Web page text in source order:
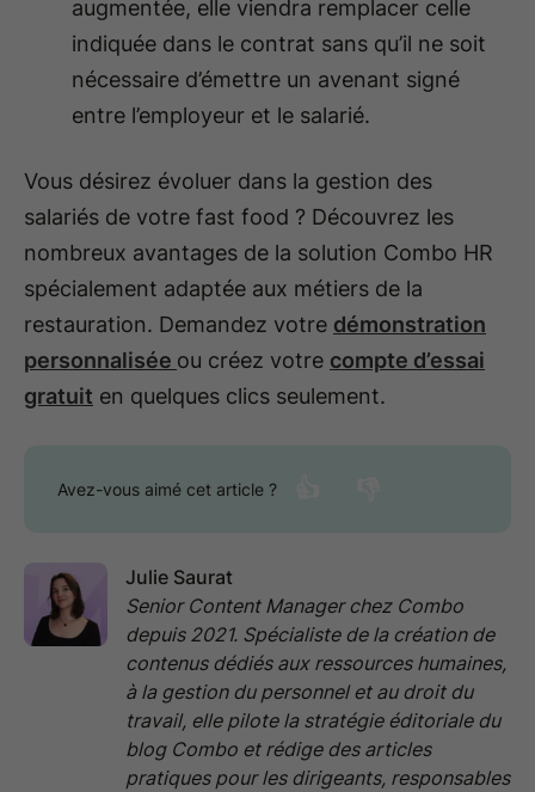
augmentée, elle viendra remplacer celle
indiquée dans le contrat sans qu’il ne soit
nécessaire d’émettre un avenant signé
entre l’employeur et le salarié.
Vous désirez évoluer dans la gestion des
salariés de votre fast food ? Découvrez les
nombreux avantages de la solution Combo HR
spécialement adaptée aux métiers de la
restauration. Demandez votre démonstration
personnalisée ou créez votre compte d’essai
gratuit en quelques clics seulement.
Avez-vous aimé cet article ?
Julie Saurat
Senior Content Manager chez Combo
depuis 2021. Spécialiste de la création de
contenus dédiés aux ressources humaines,
à la gestion du personnel et au droit du
travail, elle pilote la stratégie éditoriale du
blog Combo et rédige des articles
pratiques pour les dirigeants, responsables